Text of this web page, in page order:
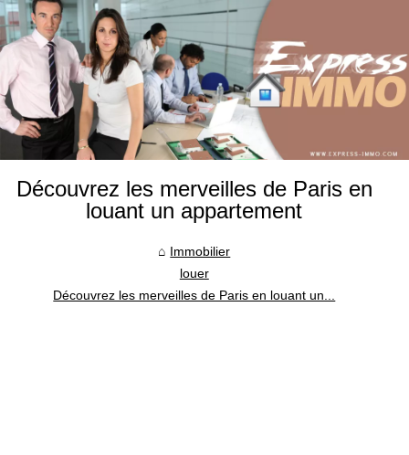
Découvrez les merveilles de Paris en
louant un appartement
Immobilier
louer
Découvrez les merveilles de Paris en louant un...